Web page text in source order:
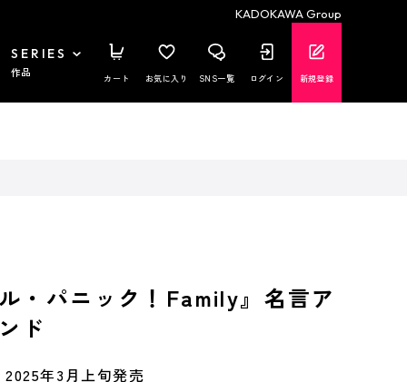
KADOKAWA Group
SERIES
作品 カート お気に入り SNS一覧 ログイン 新規登録
・パニック！Family』名言ア
ド
2025年3月上旬発売